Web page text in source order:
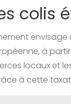
colis
à
locaux et
à cette